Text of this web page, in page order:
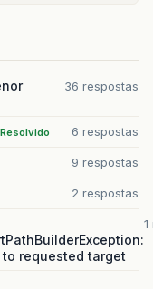
36 respostas
Resolvido 6 respostas
9 respostas
2 respostas
requested target